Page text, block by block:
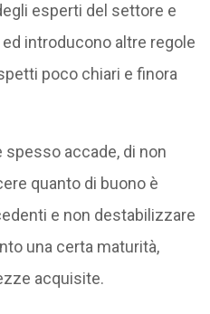
esperti del settore e
introducono altre regole
poco chiari e finora
accade, di non
quanto di buono è
e non destabilizzare
una certa maturità,
acquisite.